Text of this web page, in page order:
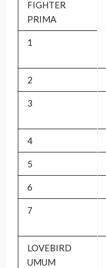
FIGHTER
PRIMA
1
2
3
4
5
6
7
LOVEBIRD
UMUM